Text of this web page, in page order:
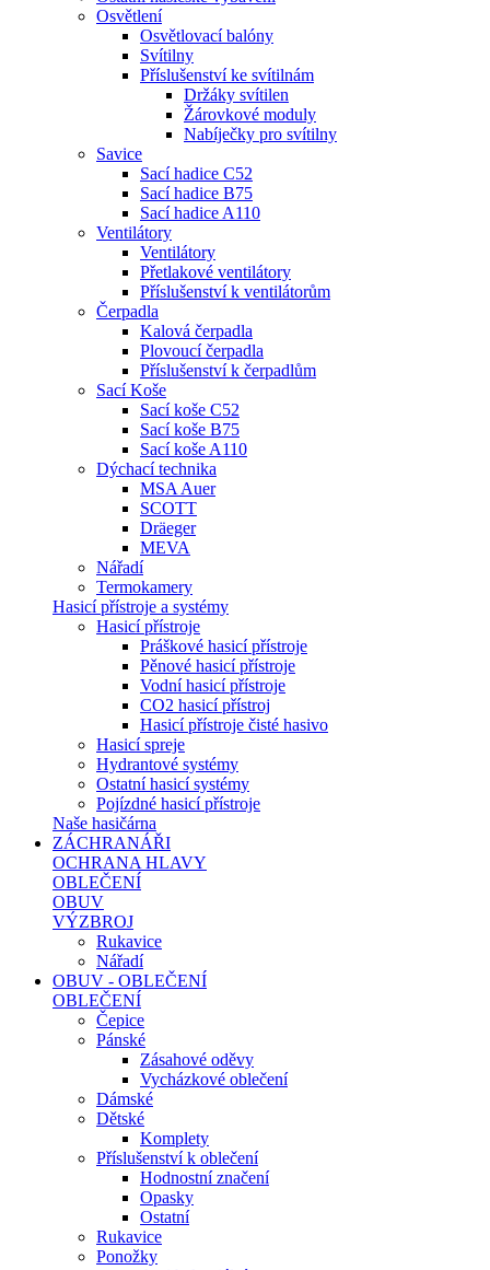
Osvětlení
Osvětlovací balóny
Svítilny
Příslušenství ke svítilnám
Držáky svítilen
Žárovkové moduly
Nabíječky pro svítilny
Savice
Sací hadice C52
Sací hadice B75
Sací hadice A110
Ventilátory
Ventilátory
Přetlakové ventilátory
Příslušenství k ventilátorům
Čerpadla
Kalová čerpadla
Plovoucí čerpadla
Příslušenství k čerpadlům
Sací Koše
Sací koše C52
Sací koše B75
Sací koše A110
Dýchací technika
MSA Auer
SCOTT
Dräeger
MEVA
Nářadí
Termokamery
Hasicí přístroje a systémy
Hasicí přístroje
Práškové hasicí přístroje
Pěnové hasicí přístroje
Vodní hasicí přístroje
CO2 hasicí přístroj
Hasicí přístroje čisté hasivo
Hasicí spreje
Hydrantové systémy
Ostatní hasicí systémy
Pojízdné hasicí přístroje
Naše hasičárna
ZÁCHRANÁŘI
OCHRANA HLAVY
OBLEČENÍ
OBUV
VÝZBROJ
Rukavice
Nářadí
OBUV - OBLEČENÍ
OBLEČENÍ
Čepice
Pánské
Zásahové oděvy
Vycházkové oblečení
Dámské
Dětské
Komplety
Příslušenství k oblečení
Hodnostní značení
Opasky
Ostatní
Rukavice
Ponožky